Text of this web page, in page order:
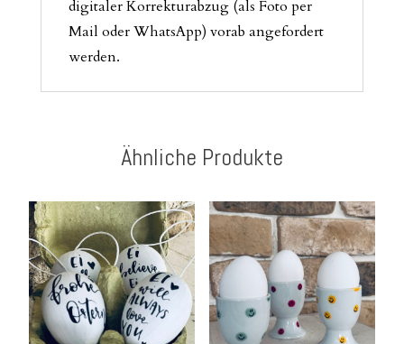
digitaler Korrekturabzug (als Foto per
Mail oder WhatsApp) vorab angefordert
werden.
Ähnliche Produkte